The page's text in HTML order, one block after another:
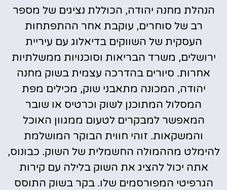
הנהלת מחנה יהודה, הכוללת נציגים של מספר
רב של סוחרים, עוקבת אחר ההתפתחות
העסקית של השווקים בדיאלוג עם עיריית
ירושלים, משרד הבריאות וסוכנויות ממשלתיות
אחרות. סיורים בהדרכה עצמית בשוק מחנה
יהודה, המכונה מתאבני שוק, מכילים מפת
המסלול המתוכנן לשוק וכרטיס או שובר
המאפשר למבקרים לטעום ממגוון האוכל
והמשקאות. זוהי חווית הבוקר המושלמת
להימלט מההמולה החשמלית של השוק. כבונוס,
אתה יכול להציג את השוק בלילה עם קירות
הגרפיטי המפורסמים שלו. בקר בשוק התוסס